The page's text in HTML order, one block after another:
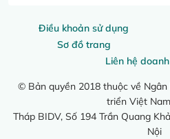
Điều khoản sử dụng
Sơ đồ trang
Liên hệ
© Bản quyền 2018 thuộc về
triển Việt
Tháp BIDV, Số 194 Trần Quang
Nội